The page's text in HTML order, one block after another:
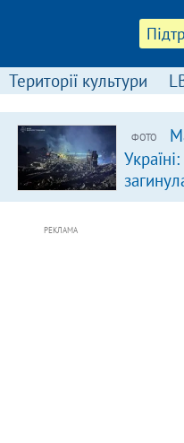
Території культури
ФОТО
удар по
РЕКЛАМА